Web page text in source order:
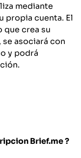
mediante
propia cuenta. El
que crea su
se asociará con
y podrá
Brief.me?